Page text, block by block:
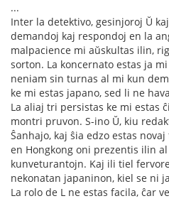
...
Inter la detektivo, gesinjoroj Ŭ
demandoj kaj respondoj en la
malpacience mi aŭskultas ilin,
sorton. La koncernato estas ja
neniam sin turnas al mi kun
ke mi estas japano, sed li ne
La aliaj tri persistas ke mi estas
montri pruvon. S-ino Ŭ, kiu
Ŝanhajo, kaj ŝia edzo estas
en Hongkong oni prezentis ilin
kunveturantojn. Kaj ili tiel
nekonatan japaninon, kiel se ni
La rolo de L ne estas facila, ĉar